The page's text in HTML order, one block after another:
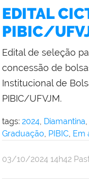
EDITAL
PIBIC/
Edital de seleção
concessão de
Institucional de
PIBIC/UFVJM.
tags: 2024, Diamantina,
Graduação, PIBIC, Em
publicado
03/10/2024 14h42